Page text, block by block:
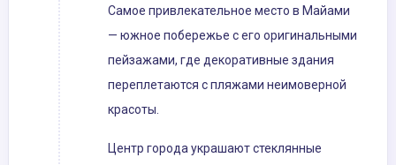
Самое привлекательное место в Майами
— южное побережье с его оригинальными
пейзажами, где декоративные здания
переплетаются с пляжами неимоверной
красоты.
Центр города украшают стеклянные